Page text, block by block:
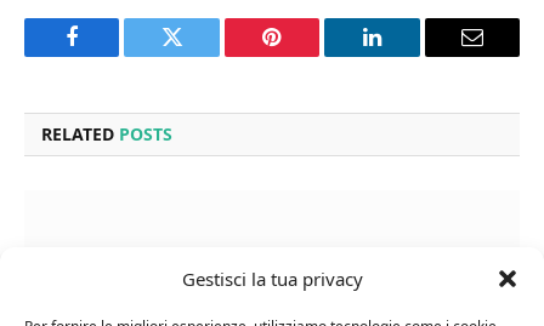
Gestisci la tua privacy
Facebook Twitter Pinterest LinkedIn Email
RELATED POSTS